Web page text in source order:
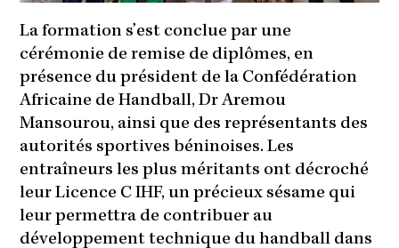
La formation s’est conclue par une
cérémonie de remise de diplômes, en
présence du président de la Confédération
Africaine de Handball, Dr Aremou
Mansourou, ainsi que des représentants des
autorités sportives béninoises. Les
entraîneurs les plus méritants ont décroché
leur Licence C IHF, un précieux sésame qui
leur permettra de contribuer au
développement technique du handball dans